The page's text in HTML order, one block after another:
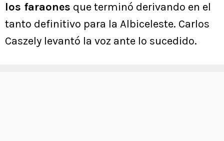
los faraones que terminó derivando en el
tanto definitivo para la Albiceleste. Carlos
Caszely levantó la voz ante lo sucedido.